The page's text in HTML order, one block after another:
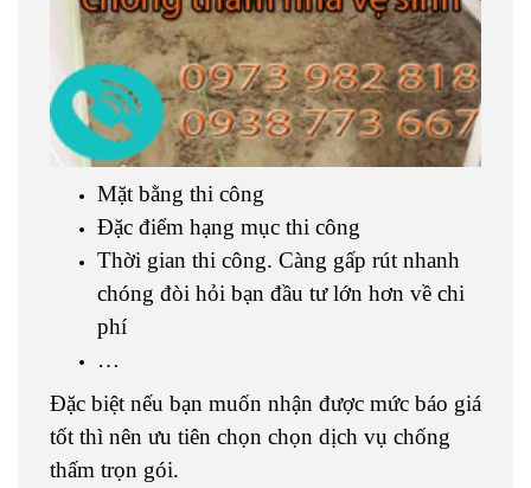
Mặt bằng thi công
Đặc điểm hạng mục thi công
Thời gian thi công. Càng gấp rút nhanh
chóng đòi hỏi bạn đầu tư lớn hơn về chi
phí
…
Đặc biệt nếu bạn muốn nhận được mức báo giá
tốt thì nên ưu tiên chọn chọn dịch vụ chống
thấm trọn gói.